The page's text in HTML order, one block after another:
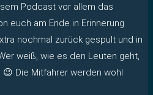
Podcast vor allem das
euch am Ende in Erinnerung
nochmal zurück gespult und in
weiß, wie es den Leuten geht,
Die Mitfahrer werden wohl